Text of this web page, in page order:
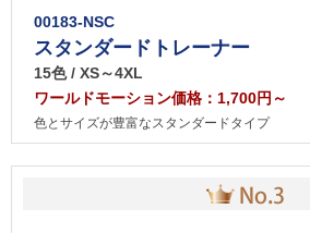
00183-NSC
スタンダードトレーナー
15色 / XS～4XL
ワールドモーション価格：1,700円～
色とサイズが豊富なスタンダードタイプ